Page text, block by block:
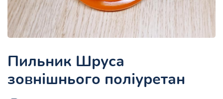
Пильник Шруса
зовнішнього поліуретан